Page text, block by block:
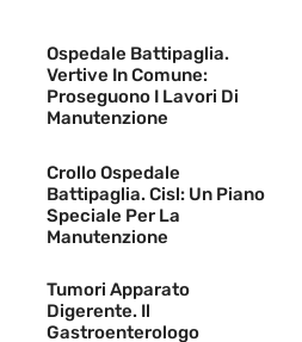
Ospedale Battipaglia.
Vertive In Comune:
Proseguono I Lavori Di
Manutenzione
Crollo Ospedale
Battipaglia. Cisl: Un Piano
Speciale Per La
Manutenzione
Tumori Apparato
Digerente. Il
Gastroenterologo